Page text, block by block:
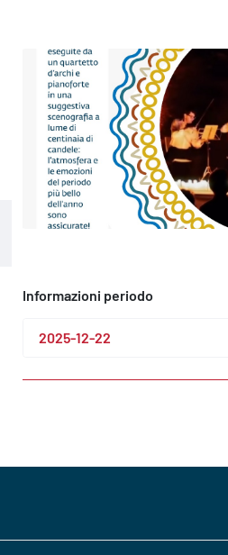
Informazioni periodo
2025-12-22